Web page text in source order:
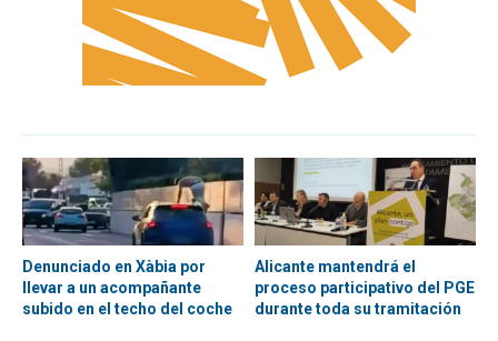
Denunciado en Xàbia por
llevar a un acompañante
subido en el techo del coche
Alicante mantendrá el
proceso participativo del PGE
durante toda su tramitación